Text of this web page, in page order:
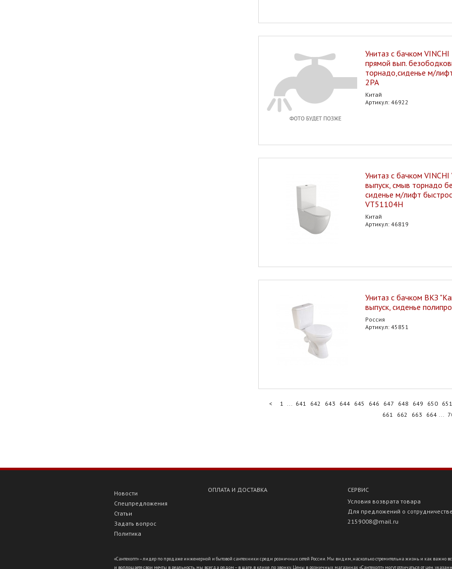
Унитаз с бачком VINCHI
прямой вып.
торнадо,сиденье м/
2РА
Китай
Артикул: 46922
Унитаз с бачком
выпуск, смыв торнадо
сиденье м/лифт
VT51104H
Китай
Артикул: 46819
Унитаз с бачком ВКЗ
выпуск, сиденье
Россия
Артикул: 45851
< 1 ... 641 642 643 644 645 646 647 648 649 650 651
661
662 663 664 ...
Новости
Спецпредложения
Статьи
Задать вопрос
Политика
ОПЛАТА И ДОСТАВКА
СЕРВИС
Условия возврата товара
Для предложений о сотрудничестве
2159008@mail.ru
«Сантехопт» – лидер по продаже инженерной и бытовой сантехники среди розничных сетей России. Мы видим, насколько стремительна жизнь и как важно всё
и воплощаете свои мечты в реальность, мы всегда рядом – в шаге, в клике, по звонку. Цены в розничных магазинах «Сантехопт» могут отличаться от цен,